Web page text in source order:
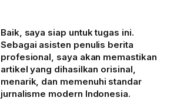
Baik, saya siap untuk tugas ini.
Sebagai asisten penulis berita
profesional, saya akan memastikan
artikel yang dihasilkan orisinal,
menarik, dan memenuhi standar
jurnalisme modern Indonesia.